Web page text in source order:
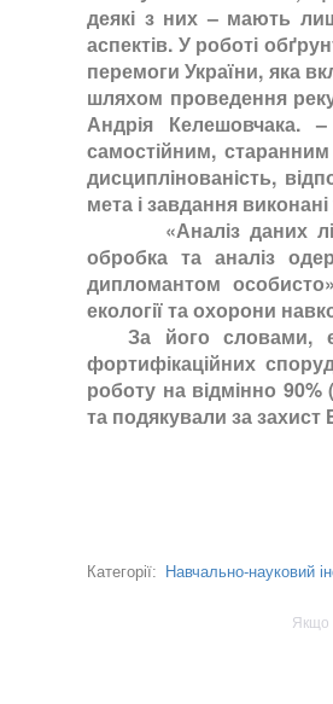
деякі з них – мають
аспектів. У роботі
перемоги України, яка
шляхом проведення
Андрія Келешовчака.
самостійним,
дисциплінованість,
мета і завдання
«Аналіз даних
обробка та аналіз
дипломантом
екології та охорони
За його словами,
фортифікаційних
роботу на відмінно
та подякували за захист
Категорії: Навчально-науковий
Якщо